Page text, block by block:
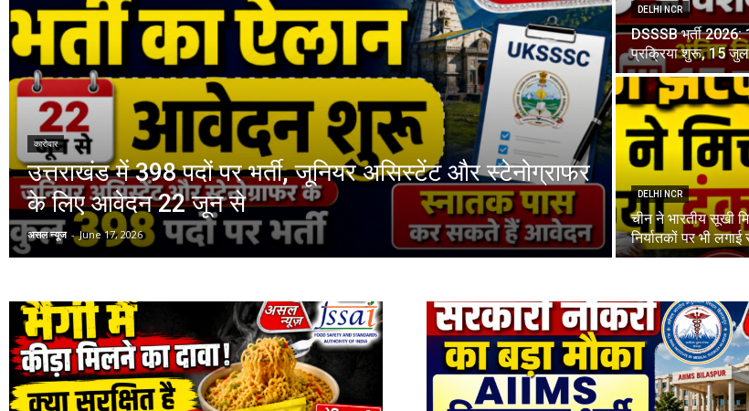
कारोबार
उत्तराखंड में 398 पदों पर भर्ती, जूनियर असिस्टेंट और स्टेनोग्राफर
के लिए आवेदन 22 जून से
असल न्यूज - June 17, 2026
DELHI NCR
DSSSB भर्ती
प्रक्रिया शुरू, 15
DELHI NCR
चीन ने भारतीय सूखी
निर्यातकों पर भी लगाई